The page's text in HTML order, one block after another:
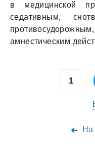
в медицинской
седативным,
амнестическим
На